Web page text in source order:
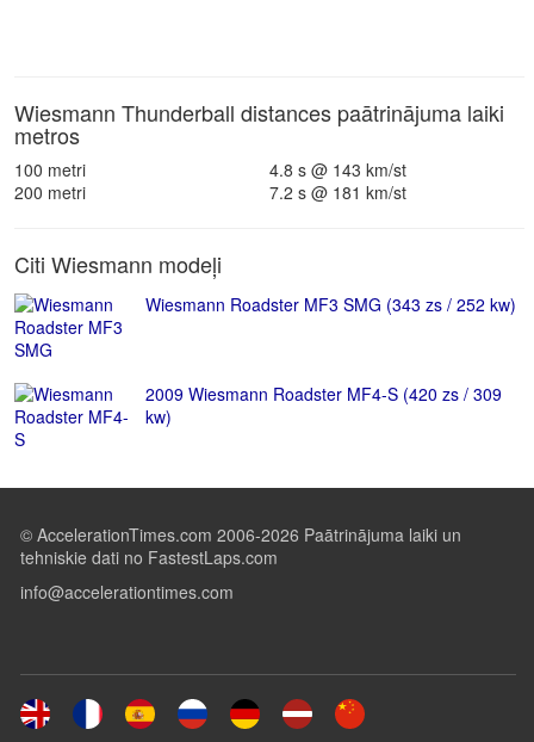
Wiesmann Thunderball distances paātrinājuma laiki
metros
100 metri
4.8 s @ 143 km/st
200 metri
7.2 s @ 181 km/st
Citi Wiesmann modeļi
Wiesmann Roadster MF3 SMG (343 zs / 252 kw)
2009 Wiesmann Roadster MF4-S (420 zs / 309
kw)
© AccelerationTimes.com 2006-2026 Paātrinājuma laiki un
tehniskie dati no FastestLaps.com
info@accelerationtimes.com